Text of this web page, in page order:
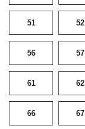
51 52
56 57
61 62
66 67